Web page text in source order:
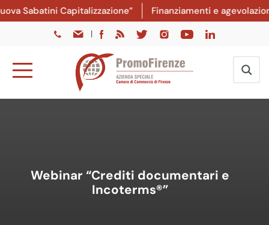
Sabatini Capitalizzazione” Finanziamenti e
|
Webinar “Crediti documentari e
Incoterms®”